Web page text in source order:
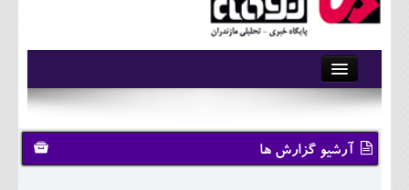
آرشیو
تماس با ما
وبلاگ
آرشیو گزارش ها